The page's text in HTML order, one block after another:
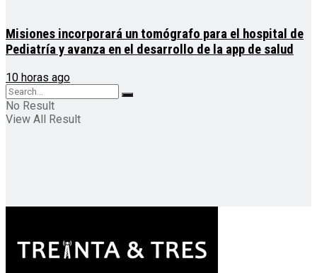
Misiones incorporará un tomógrafo para el hospital de
Pediatría y avanza en el desarrollo de la app de salud
10 horas ago
No Result
View All Result